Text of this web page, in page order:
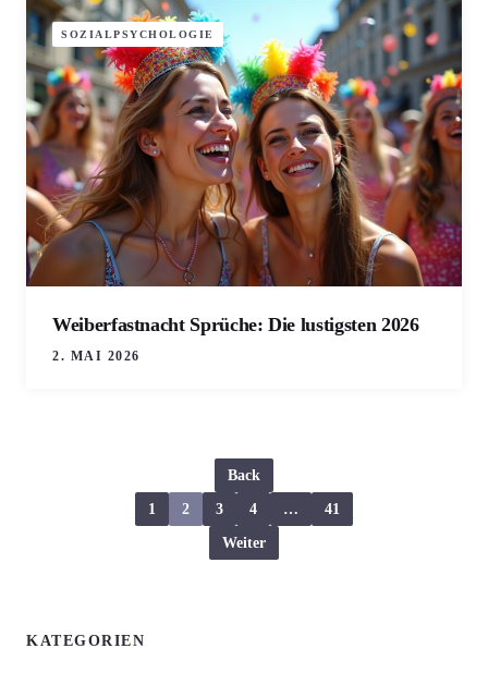
SOZIALPSYCHOLOGIE
Weiberfastnacht Sprüche: Die lustigsten 2026
2. MAI 2026
Back
1 2 3 4 … 41
Weiter
KATEGORIEN